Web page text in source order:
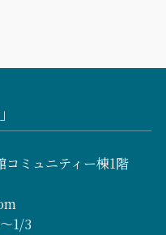
ミュニティー棟1階
1/3